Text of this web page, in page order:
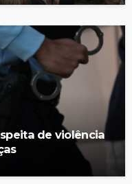
de violência